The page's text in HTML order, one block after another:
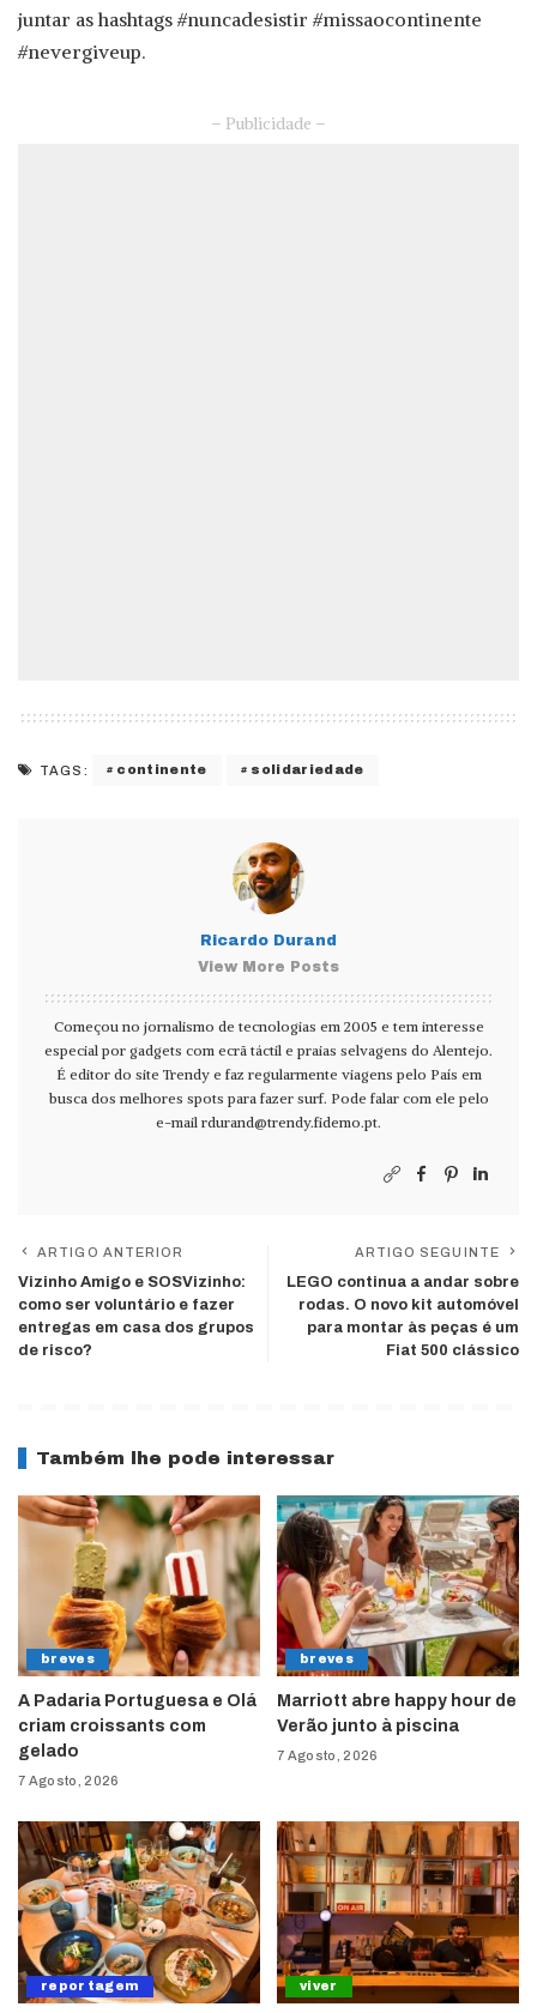
juntar as hashtags #nuncadesistir #missaocontinente
#nevergiveup.
– Publicidade –
TAGS: continente solidariedade
Ricardo Durand
View More Posts
Começou no jornalismo de tecnologias em 2005 e tem interesse
especial por gadgets com ecrã táctil e praias selvagens do Alentejo.
É editor do site Trendy e faz regularmente viagens pelo País em
busca dos melhores spots para fazer surf. Pode falar com ele pelo
e-mail rdurand@trendy.fidemo.pt.
ARTIGO ANTERIOR
Vizinho Amigo e SOSVizinho:
como ser voluntário e fazer
entregas em casa dos grupos
de risco?
ARTIGO SEGUINTE
LEGO continua a andar sobre
rodas. O novo kit automóvel
para montar às peças é um
Fiat 500 clássico
Também lhe pode interessar
breves
A Padaria Portuguesa e Olá
criam croissants com
gelado
7 Agosto, 2026
breves
Marriott abre happy hour de
Verão junto à piscina
7 Agosto, 2026
reportagem viver